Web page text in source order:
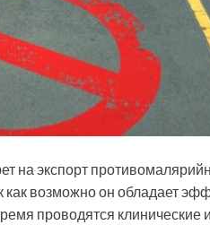
на экспорт
как возможно он обладает
проводятся клинические